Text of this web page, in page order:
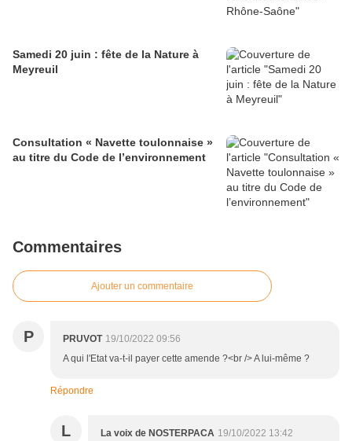
Samedi 20 juin : fête de la Nature à
Meyreuil
Consultation « Navette toulonnaise »
au titre du Code de l’environnement
Commentaires
Ajouter un commentaire
P PRUVOT 19/10/2022 09:56
A qui l'Etat va-t-il payer cette amende ?<br /> A lui-même ?
Répondre
L La voix de NOSTERPACA 19/10/2022 13:42